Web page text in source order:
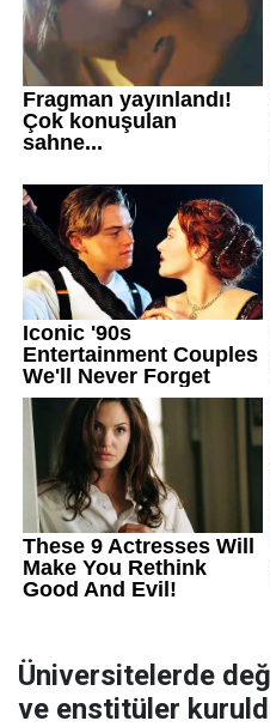
Üniversitelerde
ve enstitüler